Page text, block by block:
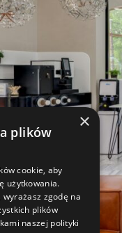
×
plików
cookie, aby
użytkowania.
zgodę na
plików
naszej polityki